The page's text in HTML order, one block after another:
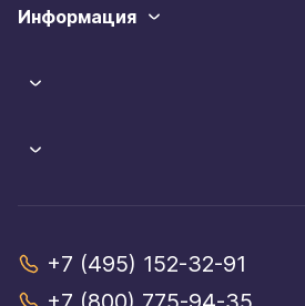
Информация
+7 (495) 152-32-91